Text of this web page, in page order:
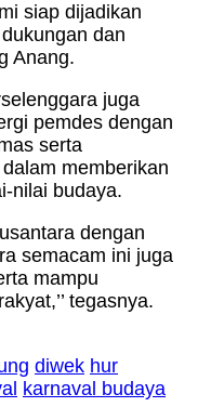
siap dijadikan
dan
Anang.
juga
pemdes dengan
serta
memberikan
nilai budaya.
dengan
semacam ini juga
mampu
tegasnya.
diwek hur
karnaval budaya